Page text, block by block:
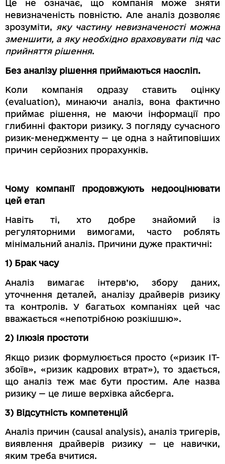
Це не означає, що компанія може зняти
невизначеність повністю. Але аналіз дозволяє
зрозуміти, яку частину невизначеності можна
зменшити, а яку необхідно враховувати під час
прийняття рішення.
Без аналізу рішення приймаються наосліп.
Коли компанія одразу ставить оцінку
(evaluation), минаючи аналіз, вона фактично
приймає рішення, не маючи інформації про
глибинні фактори ризику. З погляду сучасного
ризик-менеджменту — це одна з найтиповіших
причин серйозних прорахунків.
Чому компанії продовжують недооцінювати
цей етап
Навіть ті, хто добре знайомий із
регуляторними вимогами, часто роблять
мінімальний аналіз. Причини дуже практичні:
1) Брак часу
Аналіз вимагає інтерв’ю, збору даних,
уточнення деталей, аналізу драйверів ризику
та контролів. У багатьох компаніях цей час
вважається «непотрібною розкішшю».
2) Ілюзія простоти
Якщо ризик формулюється просто («ризик ІТ-
збоїв», «ризик кадрових втрат»), то здається,
що аналіз теж має бути простим. Але назва
ризику — це лише верхівка айсберга.
3) Відсутність компетенцій
Аналіз причин (causal analysis), аналіз тригерів,
виявлення драйверів ризику — це навички,
яким треба вчитися.